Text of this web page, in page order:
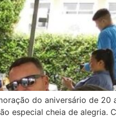
do aniversário de 20
especial cheia de alegria.